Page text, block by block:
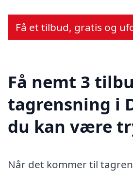
Få et tilbud, gratis og
Få nemt 3
tagrensning i
du kan være
Når det kommer til